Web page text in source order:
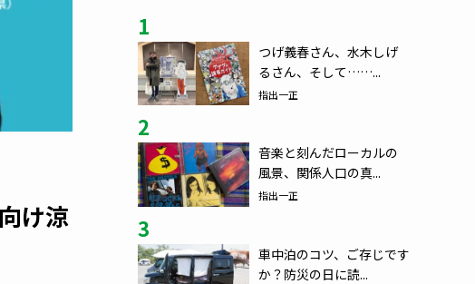
け涼
1
つげ義春さん、水木しげ
るさん、そして……...
指出一正
2
音楽と刻んだローカルの
風景、関係人口の真...
指出一正
3
車中泊のコツ、ご存じです
か？防災の日に読...